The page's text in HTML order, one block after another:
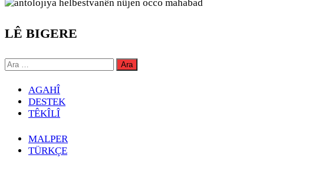
LÊ BIGERE
Arama:
AGAHÎ
DESTEK
TÊKÎLÎ
MALPER
TÜRKÇE